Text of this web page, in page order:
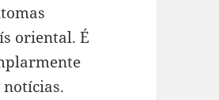
oriental. É